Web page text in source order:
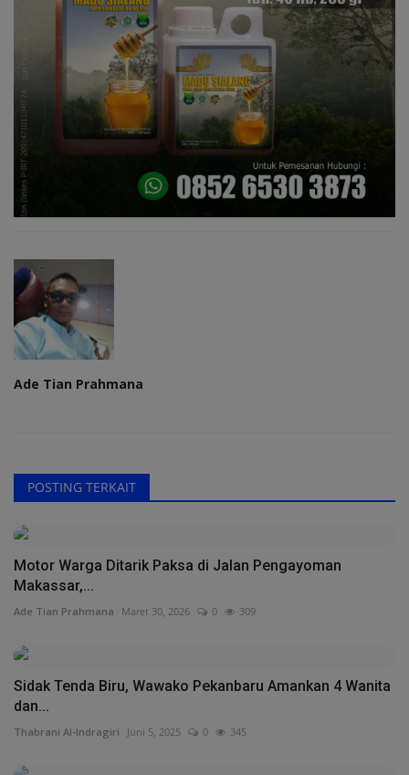
Ade Tian Prahmana
POSTING TERKAIT
Motor Warga Ditarik Paksa di Jalan Pengayoman
Makassar,...
Ade Tian Prahmana Maret 30, 2026 0 309
Sidak Tenda Biru, Wawako Pekanbaru Amankan 4 Wanita
dan...
Thabrani Al-Indragiri Juni 5, 2025 0 345